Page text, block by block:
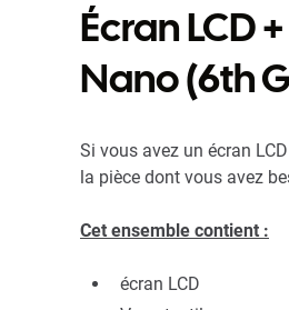
Écran LCD
Nano (6th
Si vous avez un écran
la pièce dont vous avez
Cet ensemble contient :
écran LCD